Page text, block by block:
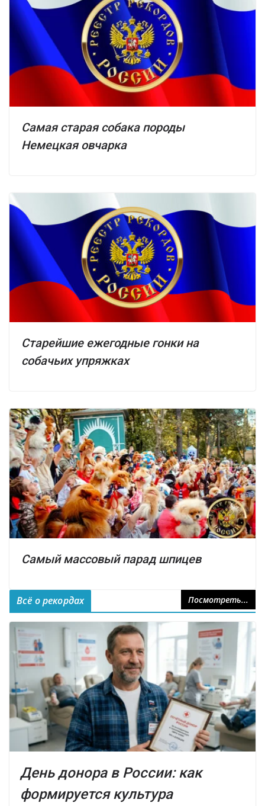
Самая старая собака породы
Немецкая овчарка
Старейшие ежегодные гонки на
собачьих упряжках
Самый массовый парад шпицев
Всё о рекордах Посмотреть...
День донора в России: как
формируется культура